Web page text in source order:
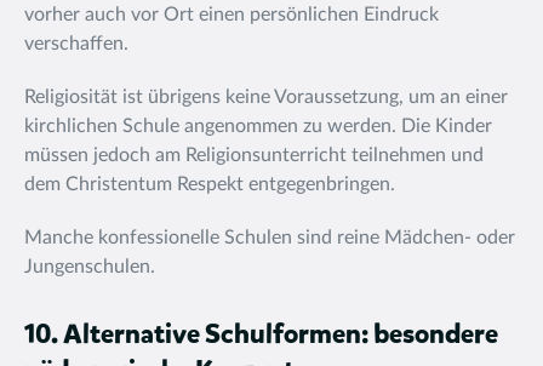
vorher auch vor Ort einen persönlichen Eindruck
verschaffen.
Religiosität ist übrigens keine Voraussetzung, um an einer
kirchlichen Schule angenommen zu werden. Die Kinder
müssen jedoch am Religionsunterricht teilnehmen und
dem Christentum Respekt entgegenbringen.
Manche konfessionelle Schulen sind reine Mädchen- oder
Jungenschulen.
10. Alternative Schulformen: besondere